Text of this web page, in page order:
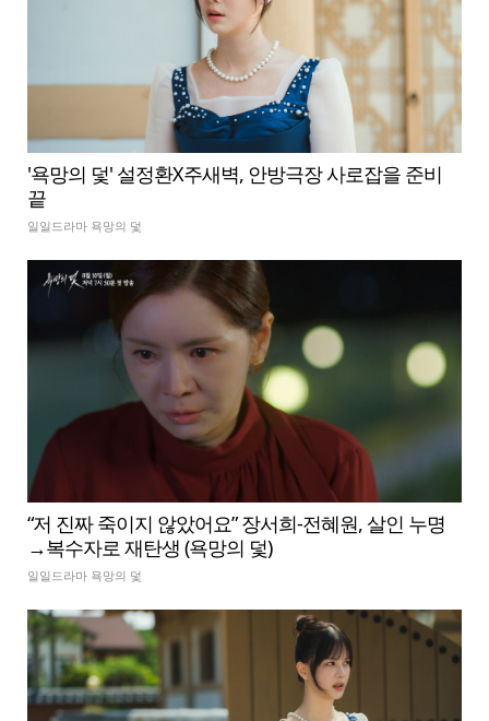
'욕망의 덫' 설정환X주새벽, 안방극장 사로잡을 준비
끝
일일드라마 욕망의 덫
“저 진짜 죽이지 않았어요” 장서희-전혜원, 살인 누명
→복수자로 재탄생 (욕망의 덫)
일일드라마 욕망의 덫